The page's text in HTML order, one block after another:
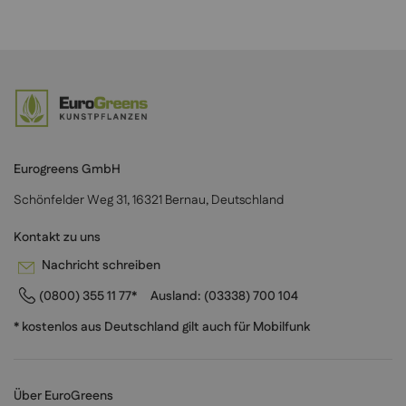
Eurogreens GmbH
Schönfelder Weg 31, 16321 Bernau, Deutschland
Kontakt zu uns
Nachricht schreiben
(0800) 355 11 77*
Ausland: (03338) 700 104
* kostenlos aus Deutschland gilt auch für Mobilfunk
Über EuroGreens